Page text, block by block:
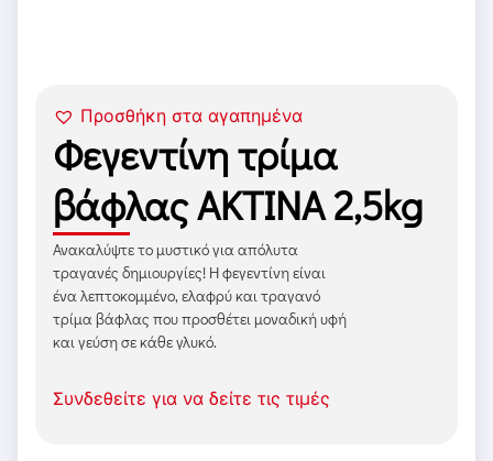
Προσθήκη στα αγαπημένα
Φεγεντίνη τρίμα
βάφλας ΑΚΤΙΝΑ 2,5kg
Ανακαλύψτε το μυστικό για απόλυτα
τραγανές δημιουργίες! Η φεγεντίνη είναι
ένα λεπτοκομμένο, ελαφρύ και τραγανό
τρίμα βάφλας που προσθέτει μοναδική υφή
και γεύση σε κάθε γλυκό.
Συνδεθείτε για να δείτε τις τιμές